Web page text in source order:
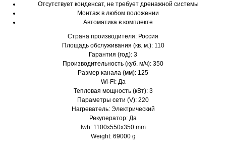
Отсутствует конденсат, не требует дренажной системы
Монтаж в любом положении
Автоматика в комплекте
Страна производителя: Россия
Площадь обслуживания (кв. м.): 110
Гарантия (год): 3
Производительность (куб. м/ч): 350
Размер канала (мм): 125
Wi-Fi: Да
Тепловая мощность (кВт): 3
Параметры сети (V): 220
Нагреватель: Электрический
Рекуператор: Да
lwh: 1100x550x350 mm
Weight: 69000 g